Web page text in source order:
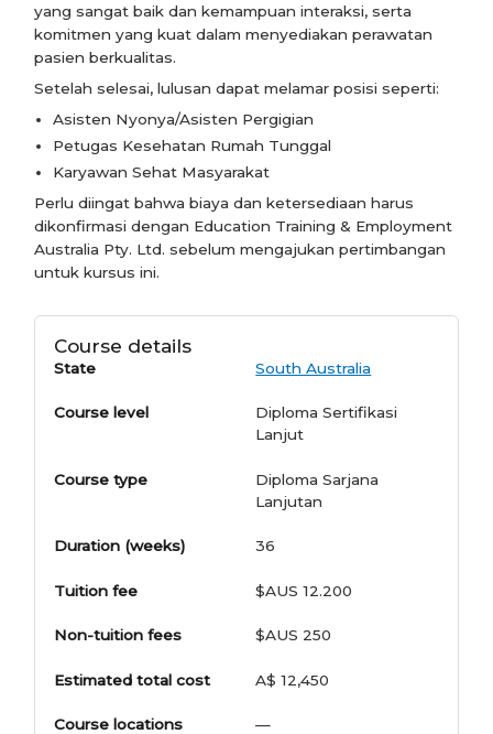
yang sangat baik dan kemampuan interaksi, serta
komitmen yang kuat dalam menyediakan perawatan
pasien berkualitas.
Setelah selesai, lulusan dapat melamar posisi seperti:
Asisten Nyonya/Asisten Pergigian
Petugas Kesehatan Rumah Tunggal
Karyawan Sehat Masyarakat
Perlu diingat bahwa biaya dan ketersediaan harus
dikonfirmasi dengan Education Training & Employment
Australia Pty. Ltd. sebelum mengajukan pertimbangan
untuk kursus ini.
Course details
State South Australia
Course level
Diploma Sertifikasi
Lanjut
Course type
Diploma Sarjana
Lanjutan
Duration (weeks) 36
Tuition fee $AUS 12.200
Non-tuition fees $AUS 250
Estimated total cost A$ 12,450
Course locations —